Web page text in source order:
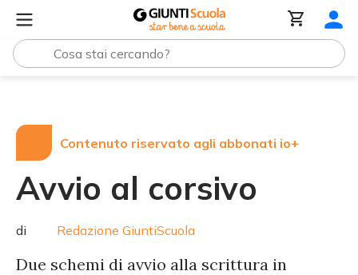
Contenuto riservato agli abbonati io+
Avvio al corsivo
di Redazione GiuntiScuola
Due schemi di avvio alla scrittura in